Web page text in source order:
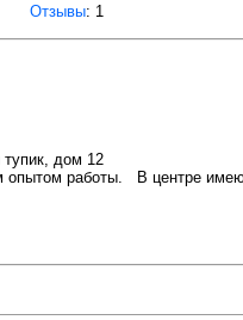
Отзывы: 1
тупик, дом 12
опытом работы. В центре